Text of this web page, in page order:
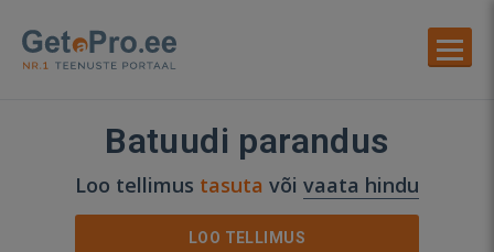
Batuudi parandus
Loo tellimus tasuta või vaata hindu
LOO TELLIMUS